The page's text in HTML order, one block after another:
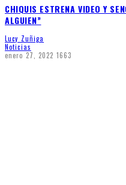
CHIQUIS ESTRENA VIDEO Y
ALGUIEN”
Lucy Zuñiga
Noticias
enero 27, 2022 1663